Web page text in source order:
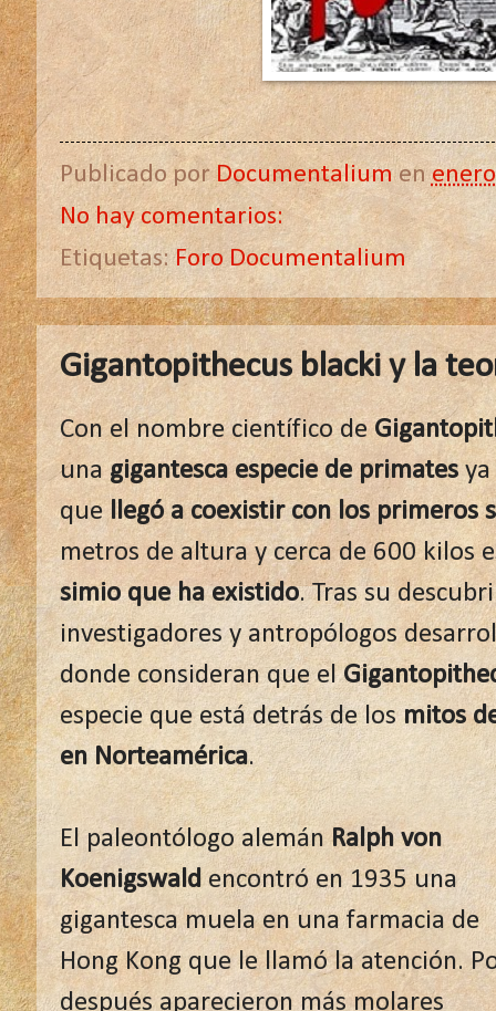
Publicado porDocumentaliumen
No hay comentarios:
Etiquetas:Foro Documentalium
Gigantopithecus blacki y la
Con el nombre científico de
unagigantesca especie de primatesya
quellegó a coexistir con los primeros
metros de altura y cerca de 600 kilos
simio que ha existido. Tras su
investigadores y antropólogos
donde consideran que el
especie que está detrás de los mitos
en Norteamérica.
El paleontólogo alemánRalph von
Koenigswaldencontró en 1935 una
gigantesca muela en una farmacia de
Hong Kong que le llamó la atención.
después aparecieron más molares